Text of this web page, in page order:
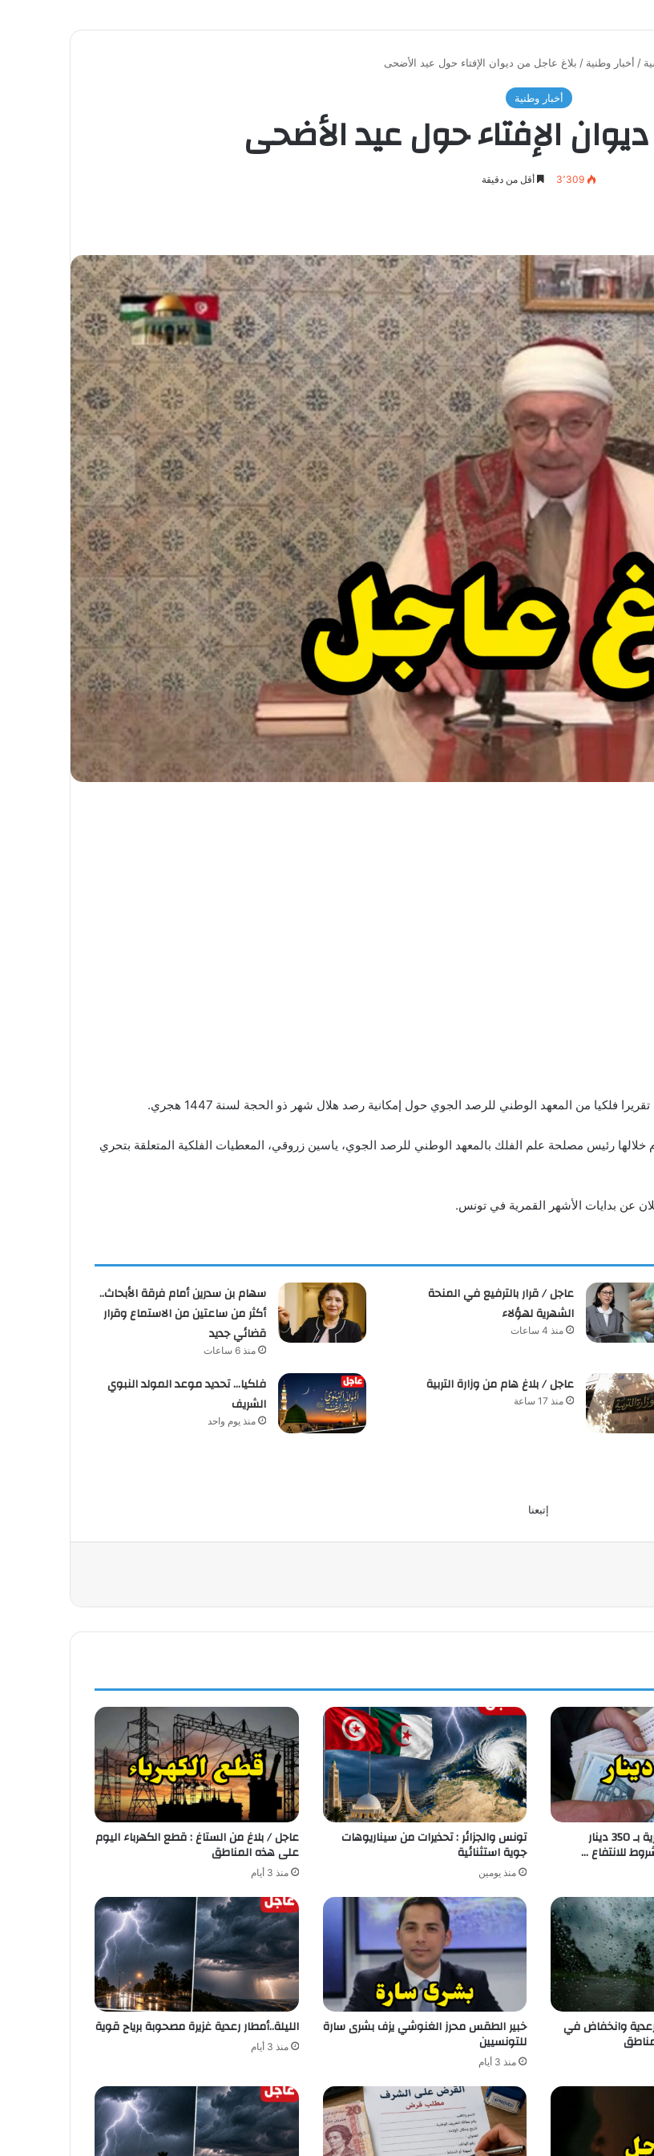
/ أخبار وطنية / بلاغ عاجل من ديوان الإفتاء حول عيد الأضحى
أخبار وطنية
الإفتاء حول عيد الأضحى
3٬309 أقل من دقيقة
رئيس مصلحة علم الفلك بالمعهد الوطني للرصد الجوي، ياسين زروقي، المعطيات الفلكية المتعلقة بتحري
عن بدايات الأشهر القمرية في تونس.
عاجل / قرار بالترفيع في المنحة
الشهرية لهؤلاء
منذ 4 ساعات
سهام بن سدرين أمام فرقة الأبحاث..
أكثر من ساعتين من الاستماع وقرار
قضائي جديد
منذ 6 ساعات
عاجل / بلاغ هام من وزارة التربية
منذ 17 ساعة
فلكيا… تحديد موعد المولد النبوي
الشريف
منذ يوم واحد
إتبعنا
برنامج يوفر منحة شهرية بـ 350 دينار
للانتفاع …
تونس والجزائر : تحذيرات من سيناريوهات
جوية استثنائية
منذ يومين
عاجل / بلاغ من الستاغ : قطع الكهرباء اليوم
على هذه المناطق
منذ 3 أيام
وانخفاض في خبير الطقس محرز الغنوشي يزف بشرى سارة
للتونسيين
منذ 3 أيام
الليلة..أمطار رعدية غزيرة مصحوبة برياح قوية
منذ 3 أيام